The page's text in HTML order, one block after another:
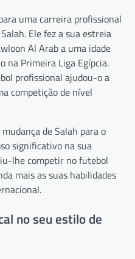
uma carreira profissional
Ele fez a sua estreia
Al Arab a uma idade
na Primeira Liga Egípcia.
profissional ajudou-o a
competição de nível
de Salah para o
significativo na sua
lhe competir no futebol
mais as suas habilidades
no seu estilo de